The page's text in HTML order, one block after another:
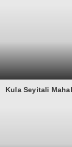
Kula Seyitali